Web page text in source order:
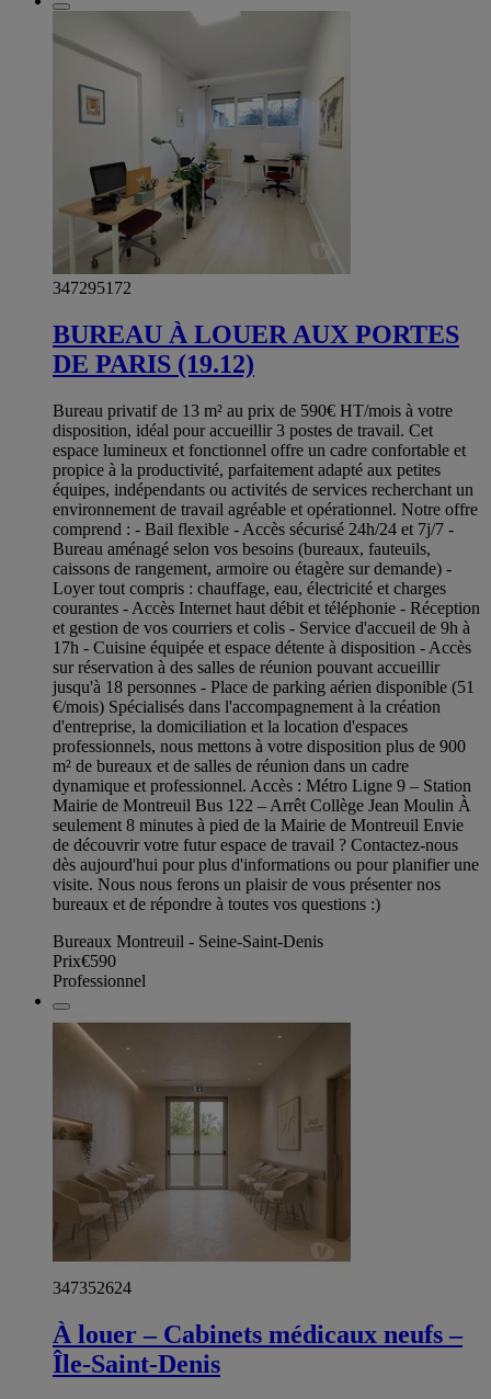
347295172
BUREAU À LOUER AUX PORTES
DE PARIS (19.12)
Bureau privatif de 13 m² au prix de 590€ HT/mois à votre
disposition, idéal pour accueillir 3 postes de travail. Cet
espace lumineux et fonctionnel offre un cadre confortable et
propice à la productivité, parfaitement adapté aux petites
équipes, indépendants ou activités de services recherchant un
environnement de travail agréable et opérationnel. Notre offre
comprend : - Bail flexible - Accès sécurisé 24h/24 et 7j/7 -
Bureau aménagé selon vos besoins (bureaux, fauteuils,
caissons de rangement, armoire ou étagère sur demande) -
Loyer tout compris : chauffage, eau, électricité et charges
courantes - Accès Internet haut débit et téléphonie - Réception
et gestion de vos courriers et colis - Service d'accueil de 9h à
17h - Cuisine équipée et espace détente à disposition - Accès
sur réservation à des salles de réunion pouvant accueillir
jusqu'à 18 personnes - Place de parking aérien disponible (51
€/mois) Spécialisés dans l'accompagnement à la création
d'entreprise, la domiciliation et la location d'espaces
professionnels, nous mettons à votre disposition plus de 900
m² de bureaux et de salles de réunion dans un cadre
dynamique et professionnel. Accès : Métro Ligne 9 – Station
Mairie de Montreuil Bus 122 – Arrêt Collège Jean Moulin À
seulement 8 minutes à pied de la Mairie de Montreuil Envie
de découvrir votre futur espace de travail ? Contactez-nous
dès aujourd'hui pour plus d'informations ou pour planifier une
visite. Nous nous ferons un plaisir de vous présenter nos
bureaux et de répondre à toutes vos questions :)
Bureaux Montreuil - Seine-Saint-Denis
Prix€590
Professionnel
347352624
À louer – Cabinets médicaux neufs –
Île-Saint-Denis